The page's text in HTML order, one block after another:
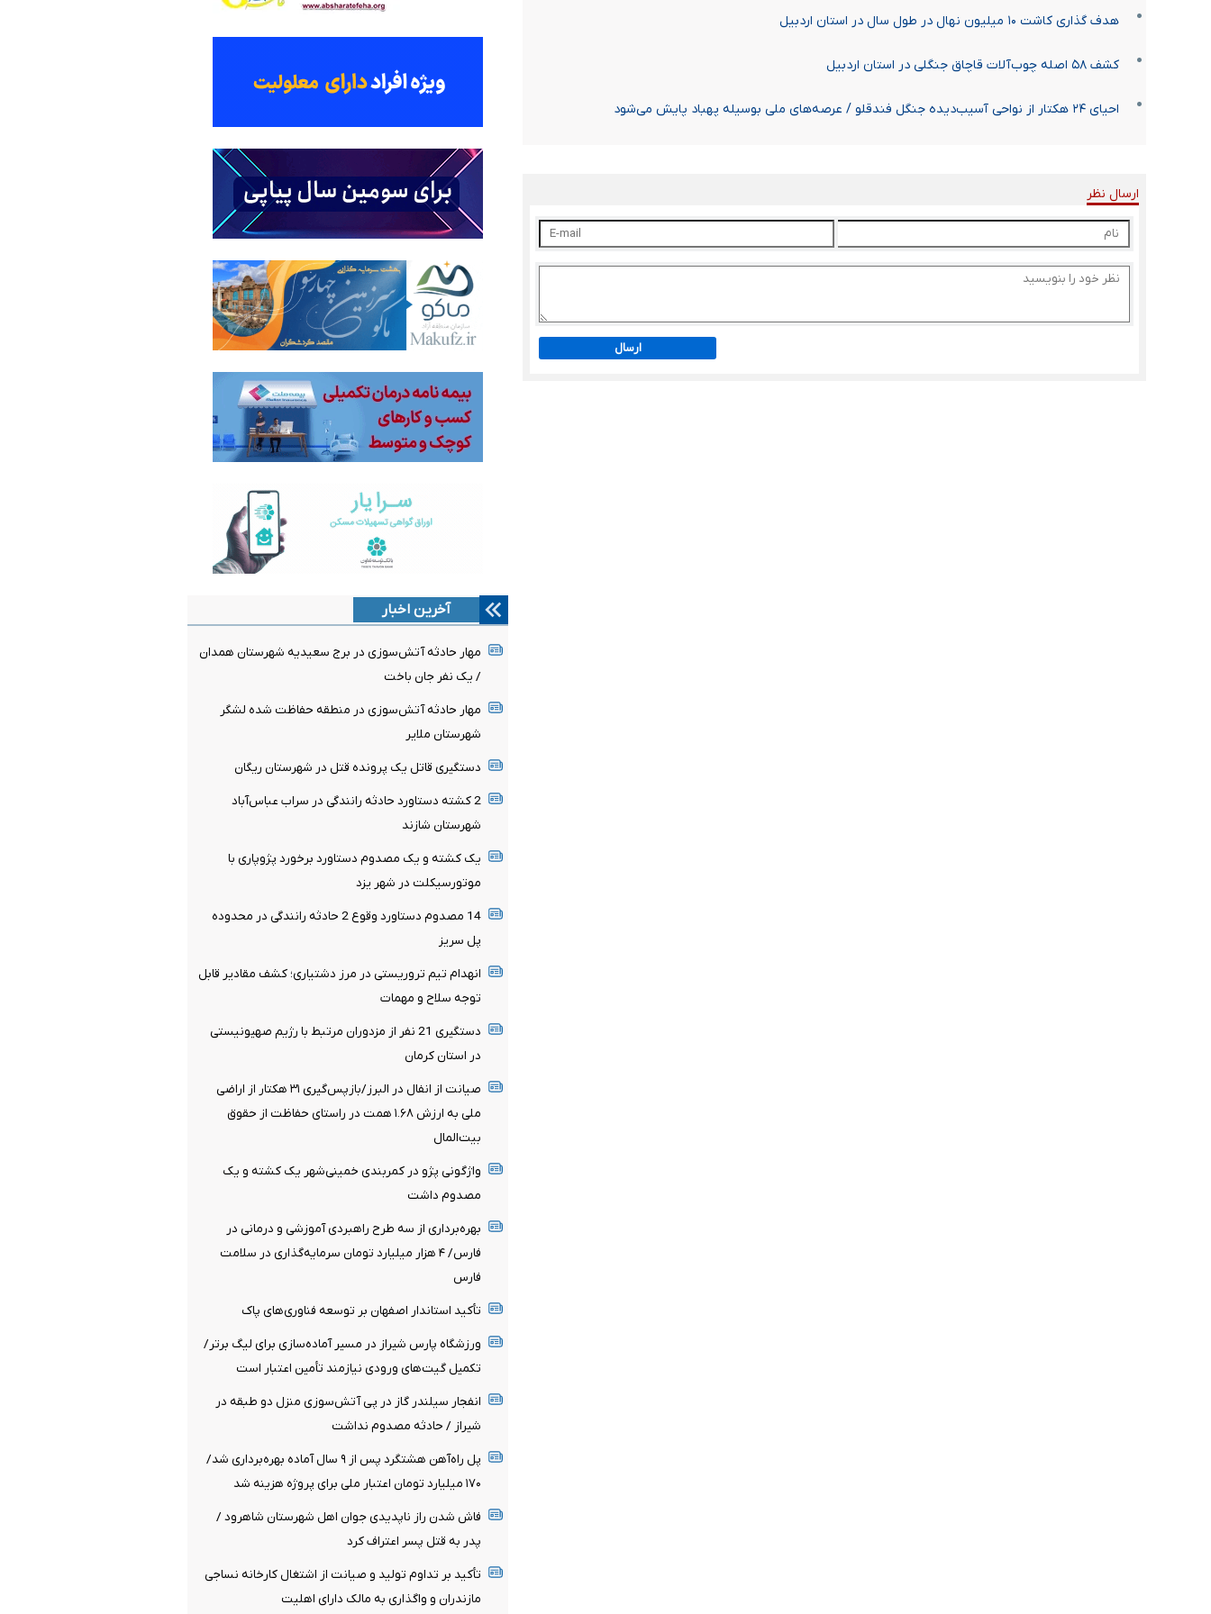
هدف گذاری کاشت ۱۰ میلیون نهال در طول سال در استان اردبیل
کشف ۵۸ اصله چوب‌آلات قاچاق جنگلی در استان اردبیل
احیای ۲۴ هکتار از نواحی آسیب‌دیده جنگل فندقلو / عرصه‌های ملی بوسیله پهباد پایش می‌شود
ارسال نظر
ارسال
آخرین اخبار
مهار حادثه آتش‌سوزی در برج سعیدیه شهرستان همدان
/ یک نفر جان باخت
مهار حادثه آتش‌سوزی در منطقه حفاظت شده لشگر
شهرستان ملایر
دستگیری قاتل یک پرونده قتل در شهرستان ریگان
2 کشته دستاورد حادثه رانندگی در سراب عباس‌آباد
شهرستان شازند
یک کشته و یک مصدوم دستاورد برخورد پژوپاری با
موتورسیکلت در شهر یزد
14 مصدوم دستاورد وقوع 2 حادثه رانندگی در محدوده
پل سریز
انهدام تیم تروریستی در مرز دشتیاری؛ کشف مقادیر قابل
توجه سلاح و مهمات
دستگیری 21 نفر از مزدوران مرتبط با رژیم صهیونیستی
در استان کرمان
صیانت از انفال در البرز/بازپس‌گیری ۳۱ هکتار از اراضی
ملی به ارزش ۱.۶۸ همت در راستای حفاظت از حقوق
بیت‌المال
واژگونی پژو در کمربندی خمینی‌شهر یک کشته و یک
مصدوم داشت
بهره‌برداری از سه طرح راهبردی آموزشی و درمانی در
فارس/ ۴ هزار میلیارد تومان سرمایه‌گذاری در سلامت
فارس
تأکید استاندار اصفهان بر توسعه فناوری‌های پاک
ورزشگاه پارس شیراز در مسیر آماده‌سازی برای لیگ برتر/
تکمیل گیت‌های ورودی نیازمند تأمین اعتبار است
انفجار سیلندر گاز در پی آتش‌سوزی منزل دو طبقه در
شیراز / حادثه مصدوم نداشت
پل راه‌آهن هشتگرد پس از ۹ سال آماده بهره‌برداری شد/
۱۷۰ میلیارد تومان اعتبار ملی برای پروژه هزینه شد
فاش شدن راز ناپدیدی جوان اهل شهرستان شاهرود /
پدر به قتل پسر اعتراف کرد
تأکید بر تداوم تولید و صیانت از اشتغال کارخانه نساجی
مازندران و واگذاری به مالک دارای اهلیت